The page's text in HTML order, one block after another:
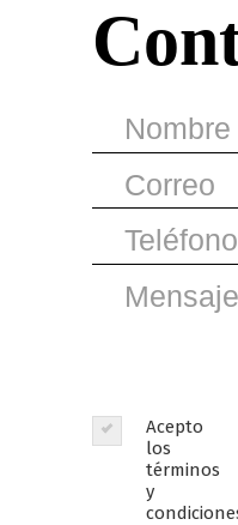
Acepto
los
términos
y